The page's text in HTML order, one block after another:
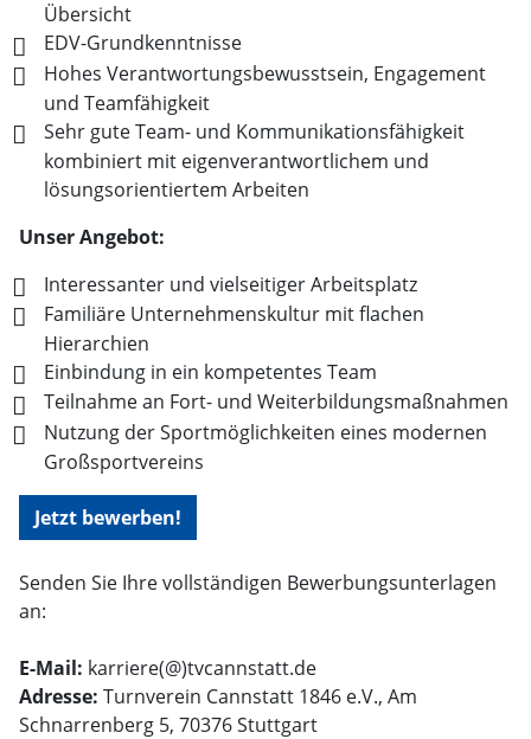
Übersicht
EDV-Grundkenntnisse
Hohes Verantwortungsbewusstsein, Engagement
und Teamfähigkeit
Sehr gute Team- und Kommunikationsfähigkeit
kombiniert mit eigenverantwortlichem und
lösungsorientiertem Arbeiten
Unser Angebot:
Interessanter und vielseitiger Arbeitsplatz
Familiäre Unternehmenskultur mit flachen
Hierarchien
Einbindung in ein kompetentes Team
Teilnahme an Fort- und Weiterbildungsmaßnahmen
Nutzung der Sportmöglichkeiten eines modernen
Großsportvereins
Jetzt bewerben!
Senden Sie Ihre vollständigen Bewerbungsunterlagen
an:
E-Mail: karriere(@)tvcannstatt.de
Adresse: Turnverein Cannstatt 1846 e.V., Am
Schnarrenberg 5, 70376 Stuttgart